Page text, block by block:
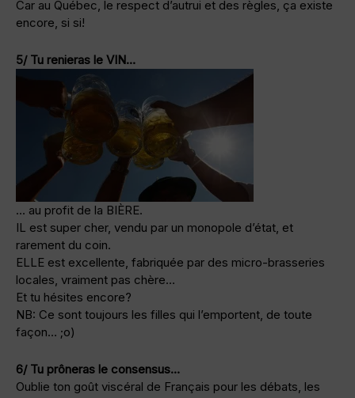
Car au Québec, le respect d’autrui et des règles, ça existe
encore, si si!
5/ Tu renieras le VIN…
… au profit de la BIÈRE.
IL est super cher, vendu par un monopole d’état, et
rarement du coin.
ELLE est excellente, fabriquée par des micro-brasseries
locales, vraiment pas chère…
Et tu hésites encore?
NB: Ce sont toujours les filles qui l’emportent, de toute
façon… ;o)
6/ Tu prôneras le consensus…
Oublie ton goût viscéral de Français pour les débats, les